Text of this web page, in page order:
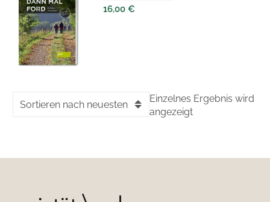
16,00 €
Sortieren nach neuesten
Einzelnes Ergebnis wird
angezeigt